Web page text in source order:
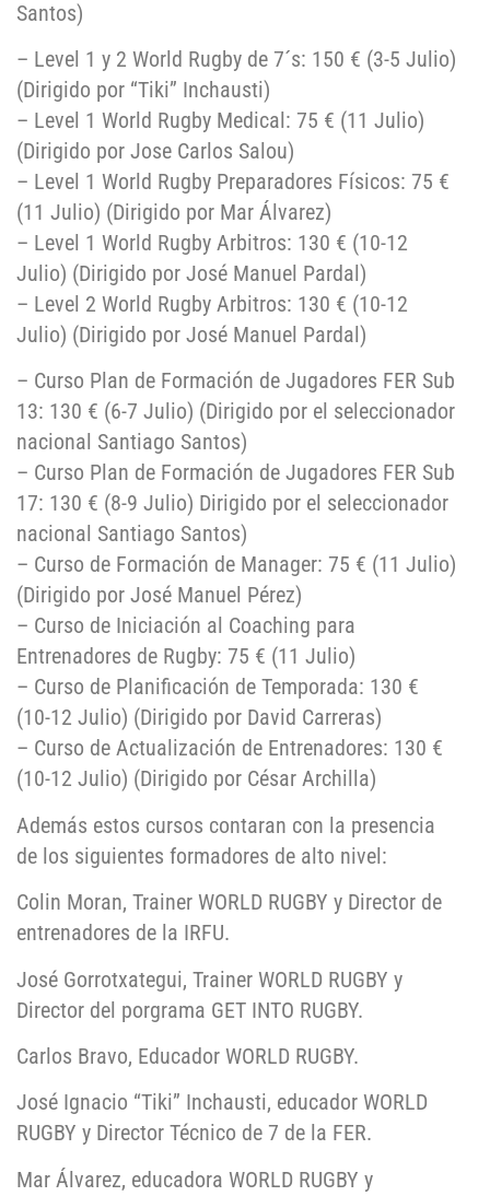
Santos)
– Level 1 y 2 World Rugby de 7´s: 150 € (3-5 Julio)
(Dirigido por “Tiki” Inchausti)
– Level 1 World Rugby Medical: 75 € (11 Julio)
(Dirigido por Jose Carlos Salou)
– Level 1 World Rugby Preparadores Físicos: 75 €
(11 Julio) (Dirigido por Mar Álvarez)
– Level 1 World Rugby Arbitros: 130 € (10-12
Julio) (Dirigido por José Manuel Pardal)
– Level 2 World Rugby Arbitros: 130 € (10-12
Julio) (Dirigido por José Manuel Pardal)
– Curso Plan de Formación de Jugadores FER Sub
13: 130 € (6-7 Julio) (Dirigido por el seleccionador
nacional Santiago Santos)
– Curso Plan de Formación de Jugadores FER Sub
17: 130 € (8-9 Julio) Dirigido por el seleccionador
nacional Santiago Santos)
– Curso de Formación de Manager: 75 € (11 Julio)
(Dirigido por José Manuel Pérez)
– Curso de Iniciación al Coaching para
Entrenadores de Rugby: 75 € (11 Julio)
– Curso de Planificación de Temporada: 130 €
(10-12 Julio) (Dirigido por David Carreras)
– Curso de Actualización de Entrenadores: 130 €
(10-12 Julio) (Dirigido por César Archilla)
Además estos cursos contaran con la presencia
de los siguientes formadores de alto nivel:
Colin Moran, Trainer WORLD RUGBY y Director de
entrenadores de la IRFU.
José Gorrotxategui, Trainer WORLD RUGBY y
Director del porgrama GET INTO RUGBY.
Carlos Bravo, Educador WORLD RUGBY.
José Ignacio “Tiki” Inchausti, educador WORLD
RUGBY y Director Técnico de 7 de la FER.
Mar Álvarez, educadora WORLD RUGBY y